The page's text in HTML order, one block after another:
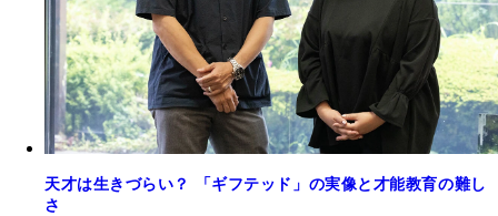
天才は生きづらい？ 「ギフテッド」の実像と才能教育の難し
さ